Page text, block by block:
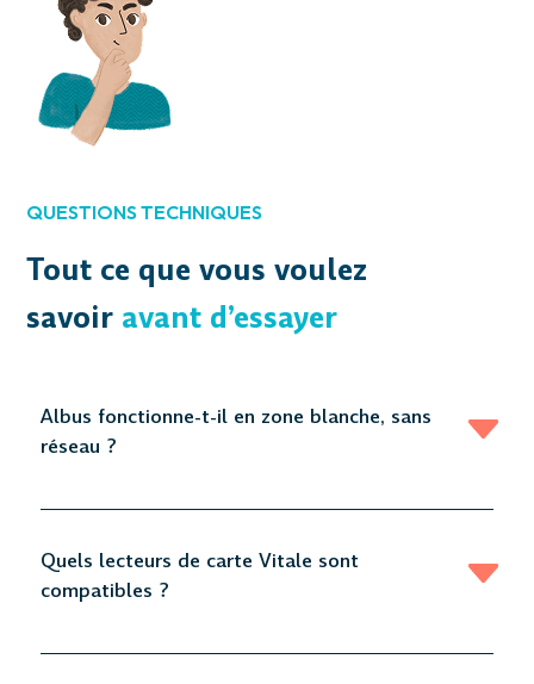
QUESTIONS TECHNIQUES
Tout ce que vous voulez
savoir avant d’essayer
Albus fonctionne-t-il en zone blanche, sans
réseau ?
Quels lecteurs de carte Vitale sont
compatibles ?